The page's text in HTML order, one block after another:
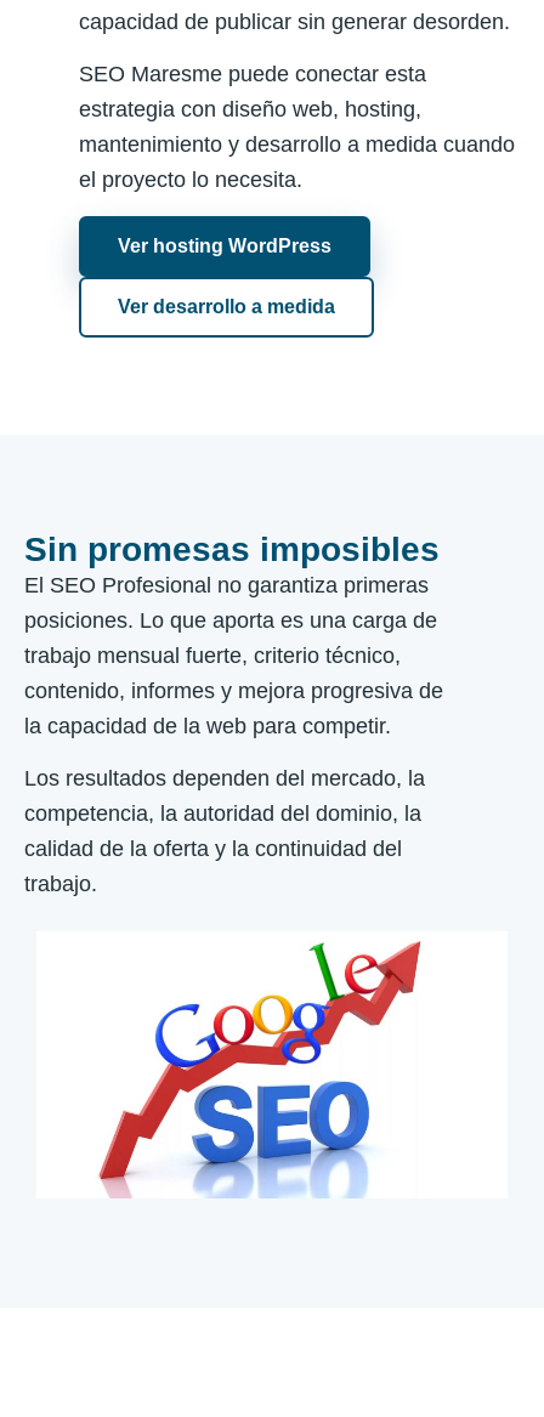
capacidad de publicar sin generar desorden.
SEO Maresme puede conectar esta
estrategia con diseño web, hosting,
mantenimiento y desarrollo a medida cuando
el proyecto lo necesita.
Ver hosting WordPress
Ver desarrollo a medida
Sin promesas imposibles
El SEO Profesional no garantiza primeras
posiciones. Lo que aporta es una carga de
trabajo mensual fuerte, criterio técnico,
contenido, informes y mejora progresiva de
la capacidad de la web para competir.
Los resultados dependen del mercado, la
competencia, la autoridad del dominio, la
calidad de la oferta y la continuidad del
trabajo.